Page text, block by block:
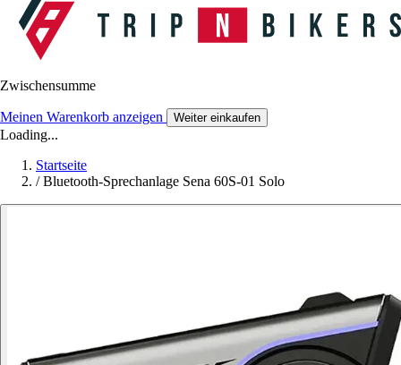
Zwischensumme
Meinen Warenkorb anzeigen Weiter einkaufen
Loading...
Startseite
/ Bluetooth-Sprechanlage Sena 60S-01 Solo